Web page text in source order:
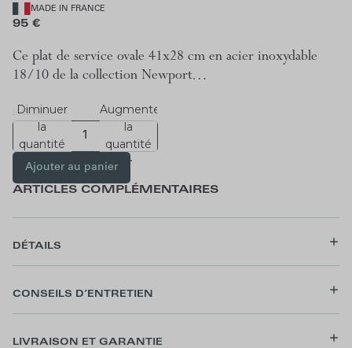
MADE IN FRANCE
95 €
Ce plat de service ovale 41x28 cm en acier inoxydable
18/10 de la collection Newport…
Lire plus
Diminuer
la
quantité
Augmenter
la
quantité
Ajouter au panier
ARTICLES COMPLÉMENTAIRES
DÉTAILS
CONSEILS D’ENTRETIEN
LIVRAISON ET GARANTIE